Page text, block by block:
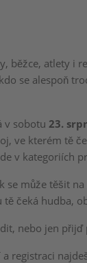
běžce, atlety i
se alespoň
v sobotu 23.
ve kterém tě
v kategoriích
se může těšit
tě čeká hudba,
nebo jen
registraci